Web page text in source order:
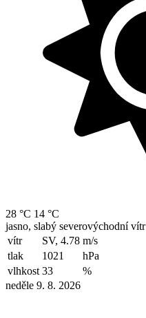
28 °C 14 °C
jasno, slabý severovýchodní vítr
vítr
SV, 4.78 m/s
tlak
1021
hPa
vlhkost 33
%
neděle 9. 8. 2026